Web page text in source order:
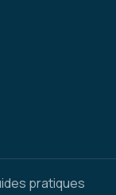
pratiques